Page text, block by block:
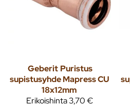
Geberit Puristus
supistusyhde Mapress CU
18x12mm
Erikoishinta3,70 €